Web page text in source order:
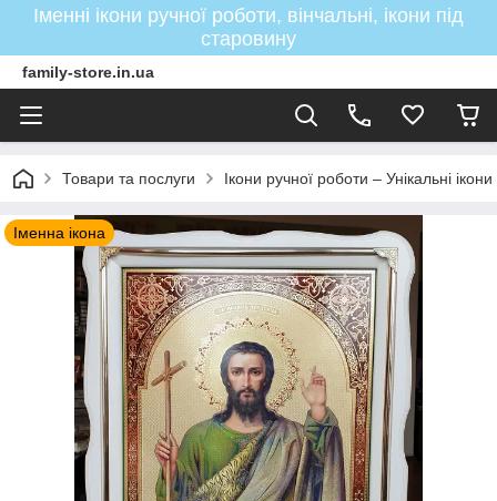
Іменні ікони ручної роботи, вінчальні, ікони під
старовину
family-store.in.ua
Товари та послуги Ікони ручної роботи – Унікальні
Іменна ікона